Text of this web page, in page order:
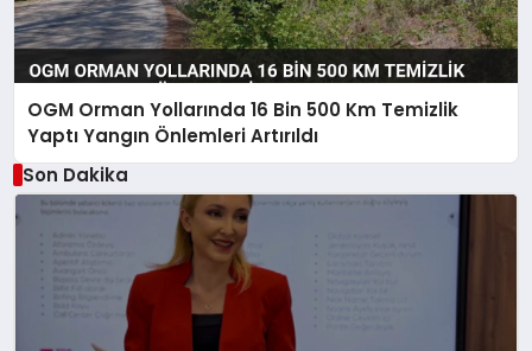
OGM Orman Yollarında 16 Bin 500 Km Temizlik
Yaptı Yangın Önlemleri Artırıldı
Son Dakika